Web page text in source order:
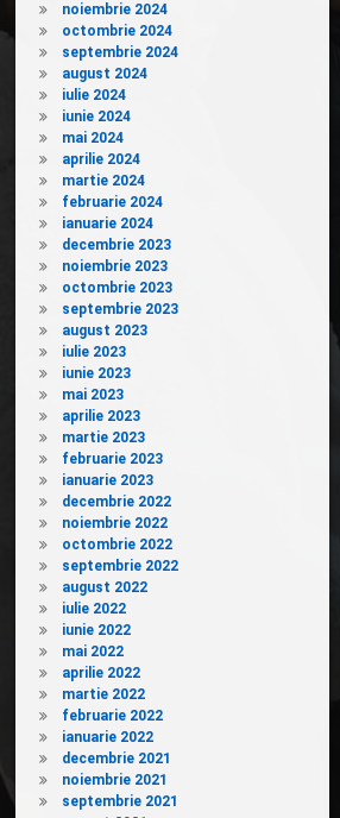
noiembrie 2024
octombrie 2024
septembrie 2024
august 2024
iulie 2024
iunie 2024
mai 2024
aprilie 2024
martie 2024
februarie 2024
ianuarie 2024
decembrie 2023
noiembrie 2023
octombrie 2023
septembrie 2023
august 2023
iulie 2023
iunie 2023
mai 2023
aprilie 2023
martie 2023
februarie 2023
ianuarie 2023
decembrie 2022
noiembrie 2022
octombrie 2022
septembrie 2022
august 2022
iulie 2022
iunie 2022
mai 2022
aprilie 2022
martie 2022
februarie 2022
ianuarie 2022
decembrie 2021
noiembrie 2021
septembrie 2021